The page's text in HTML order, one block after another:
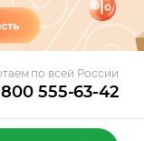
по всей России
555-63-42